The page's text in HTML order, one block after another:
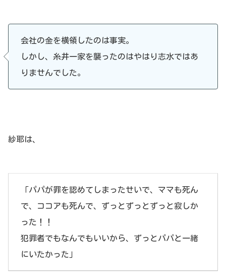
会社の金を横領したのは事実。
しかし、糸井一家を襲ったのはやはり志水ではあ
りませんでした。
紗耶は、
「パパが罪を認めてしまったせいで、ママも死ん
で、ココアも死んで、ずっとずっとずっと寂しか
った！！
犯罪者でもなんでもいいから、ずっとパパと一緒
にいたかった」